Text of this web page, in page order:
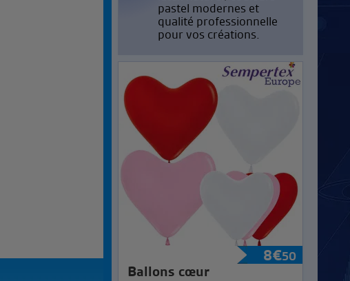
pastel modernes et
qualité professionnelle
pour vos créations.
8€50
Ballons cœur